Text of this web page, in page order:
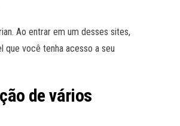
Ao entrar em um desses sites,
que você tenha acesso a seu
de vários